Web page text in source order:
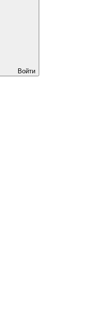
Войти